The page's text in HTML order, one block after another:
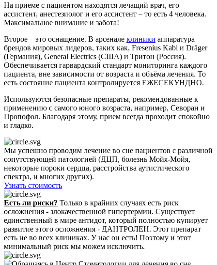
На приеме с пациентом находятся лечащий врач, его
ассистент, анестезиолог и его ассистент – то есть 4 человека.
Максимальное внимание и забота!
Второе – это оснащение. В арсенале клиники аппаратура
брендов мировых лидеров, таких как, Fresenius Kabi и Dräger
(Германия), General Electrics (США) и Тритон (Россия).
Обеспечивается гарвардский стандарт мониторинга каждого
пациента, вне зависимости от возраста и объёма лечения. То
есть состояние пациента контролируется ЕЖЕСЕКУНДНО.
Используются безопасные препараты, рекомендованные к
применению с самого юного возраста, например, Севоран и
Пропофол. Благодаря этому, прием всегда проходит спокойно
и гладко.
Мы успешно проводим лечение во сне пациентов с различной
сопутствующей патологией (ДЦП, болезнь Мойя-Мойя,
некоторые пороки сердца, расстройства аутистического
спектра, и многих других).
Узнать стоимость
Есть ли риски? Только в крайних случаях есть риск
осложнения - злокачественной гипертермии. Существует
единственный в мире антидот, который полностью купирует
развитие этого осложнения - ДАНТРОЛЕН. Этот препарат
есть не во всех клиниках. У нас он есть! Поэтому и этот
минимальный риск мы можем исключить.